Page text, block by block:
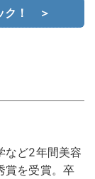
ク！ ＞
など2年間美容
賞を受賞。卒